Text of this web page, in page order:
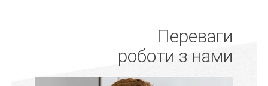
Переваги
роботи з нами